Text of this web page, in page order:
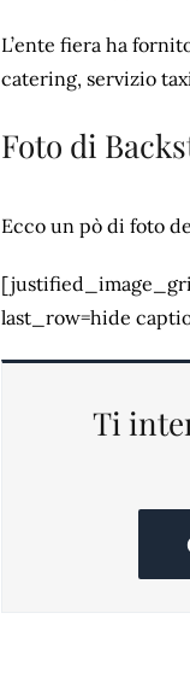
L’ente fiera ha
catering, servizio
Foto di
Ecco un pò di foto
last_row=hide
Ti